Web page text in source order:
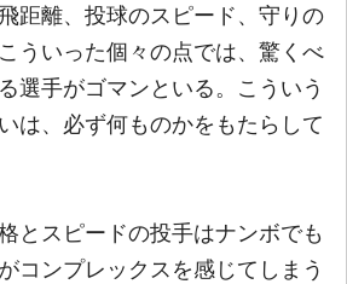
距離、投球のスピード、守りの
ういった個々の点では、驚くべ
選手がゴマンといる。こういう
は、必ず何ものかをもたらして
とスピードの投手はナンボでも
コンプレックスを感じてしまう